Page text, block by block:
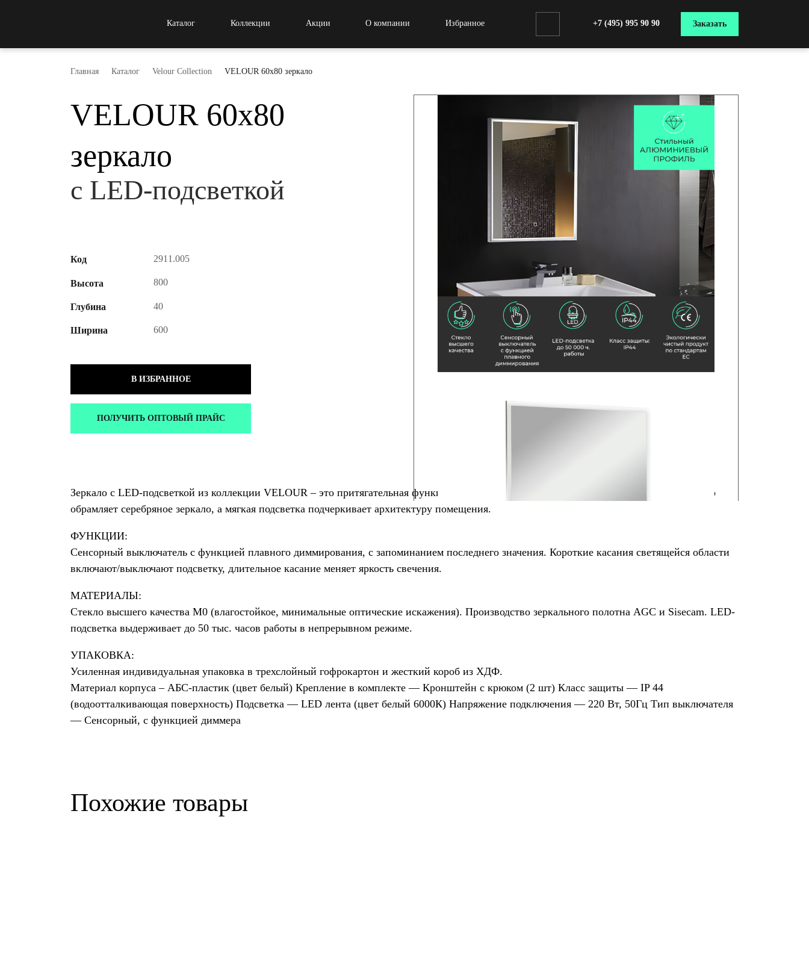
Каталог Коллекции Акции О компании Избранное +7 (495) 995 90 90 Заказать
Главная Каталог Velour Collection VELOUR 60х80 зеркало
VELOUR 60х80
зеркало
с LED-подсветкой
Код 2911.005
Высота 800
Глубина 40
Ширина 600
В ИЗБРАННОЕ
ПОЛУЧИТЬ ОПТОВЫЙ ПРАЙС
Зеркало с LED-подсветкой из коллекции VELOUR – это притягательная функциональность. Стильный алюминиевый профиль элегантно
обрамляет серебряное зеркало, а мягкая подсветка подчеркивает архитектуру помещения.
ФУНКЦИИ:
Сенсорный выключатель с функцией плавного диммирования, с запоминанием последнего значения. Короткие касания светящейся области
включают/выключают подсветку, длительное касание меняет яркость свечения.
МАТЕРИАЛЫ:
Стекло высшего качества M0 (влагостойкое, минимальные оптические искажения). Производство зеркального полотна AGC и Sisecam. LED-
подсветка выдерживает до 50 тыс. часов работы в непрерывном режиме.
УПАКОВКА:
Усиленная индивидуальная упаковка в трехслойный гофрокартон и жесткий короб из ХДФ.
Материал корпуса – АБС-пластик (цвет белый) Крепление в комплекте — Кронштейн с крюком (2 шт) Класс защиты — IP 44
(водоотталкивающая поверхность) Подсветка — LED лента (цвет белый 6000К) Напряжение подключения — 220 Вт, 50Гц Тип выключателя
— Сенсорный, с функцией диммера
Похожие товары